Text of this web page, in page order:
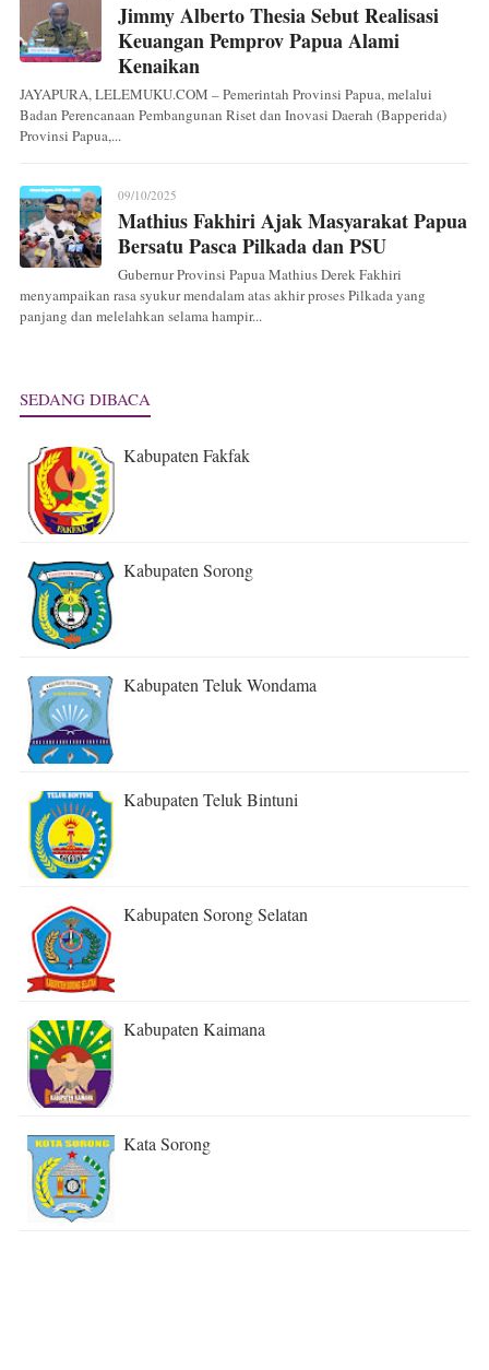
Jimmy Alberto Thesia Sebut Realisasi
Keuangan Pemprov Papua Alami
Kenaikan
JAYAPURA, LELEMUKU.COM – Pemerintah Provinsi Papua, melalui
Badan Perencanaan Pembangunan Riset dan Inovasi Daerah (Bapperida)
Provinsi Papua,...
09/10/2025
Mathius Fakhiri Ajak Masyarakat Papua
Bersatu Pasca Pilkada dan PSU
Gubernur Provinsi Papua Mathius Derek Fakhiri
menyampaikan rasa syukur mendalam atas akhir proses Pilkada yang
panjang dan melelahkan selama hampir...
SEDANG DIBACA
Kabupaten Fakfak
Kabupaten Sorong
Kabupaten Teluk Wondama
Kabupaten Teluk Bintuni
Kabupaten Sorong Selatan
Kabupaten Kaimana
Kata Sorong